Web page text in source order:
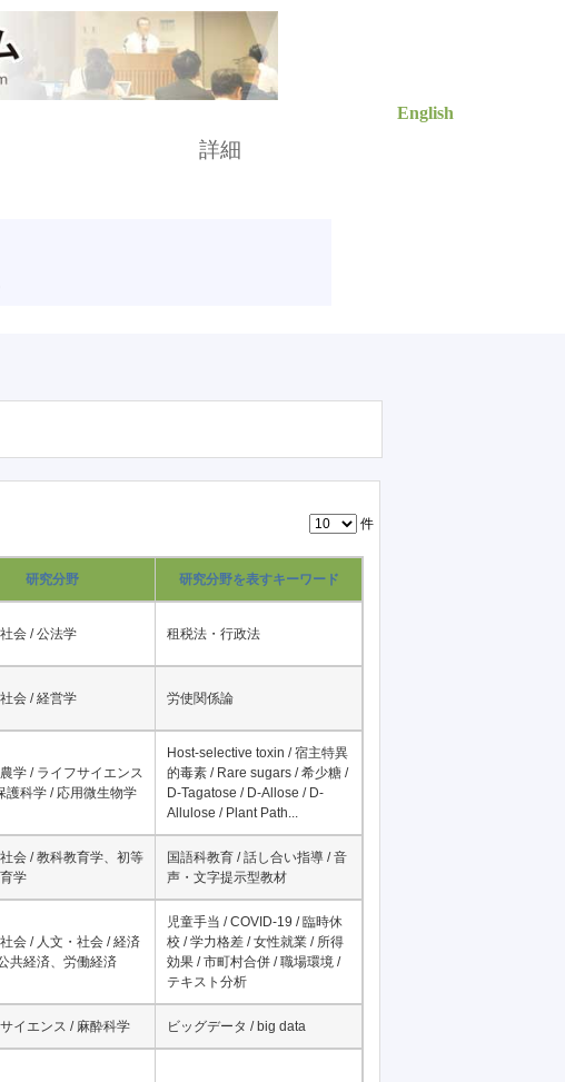
English
詳細
件
研究分野 研究分野を表すキーワード
会 / 公法学 租税法・行政法
会 / 経営学 労使関係論
学 / ライフサイエンス
護科学 / 応用微生物学
Host-selective toxin / 宿主特異
的毒素 / Rare sugars / 希少糖 /
D-Tagatose / D-Allose / D-
Allulose / Plant Path...
会 / 教科教育学、初等
学
国語科教育 / 話し合い指導 / 音
声・文字提示型教材
会 / 人文・社会 / 経済
共経済、労働経済
児童手当 / COVID-19 / 臨時休
校 / 学力格差 / 女性就業 / 所得
効果 / 市町村合併 / 職場環境 /
テキスト分析
イエンス / 麻酔科学 ビッグデータ / big data